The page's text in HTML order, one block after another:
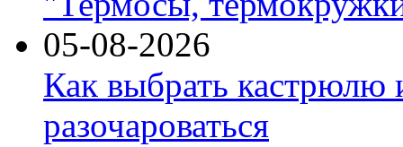
05-08-2026
Как выбрать кастрюлю
разочароваться